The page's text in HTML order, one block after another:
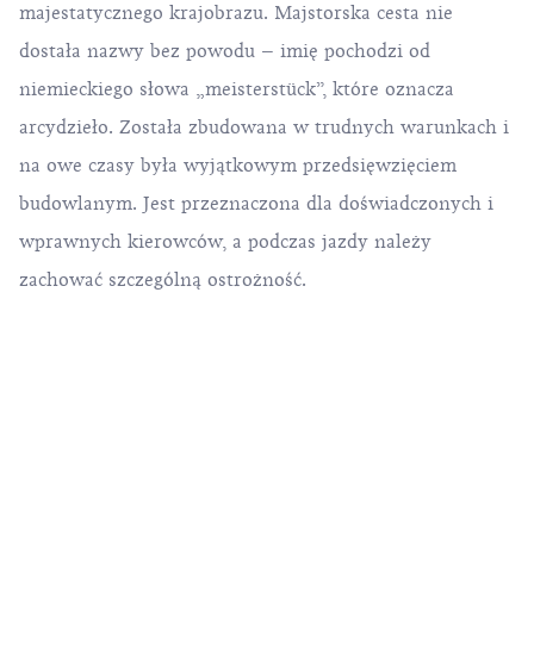
majestatycznego krajobrazu. Majstorska cesta nie
dostała nazwy bez powodu – imię pochodzi od
niemieckiego słowa „meisterstück”, które oznacza
arcydzieło. Została zbudowana w trudnych warunkach i
na owe czasy była wyjątkowym przedsięwzięciem
budowlanym. Jest przeznaczona dla doświadczonych i
wprawnych kierowców, a podczas jazdy należy
zachować szczególną ostrożność.